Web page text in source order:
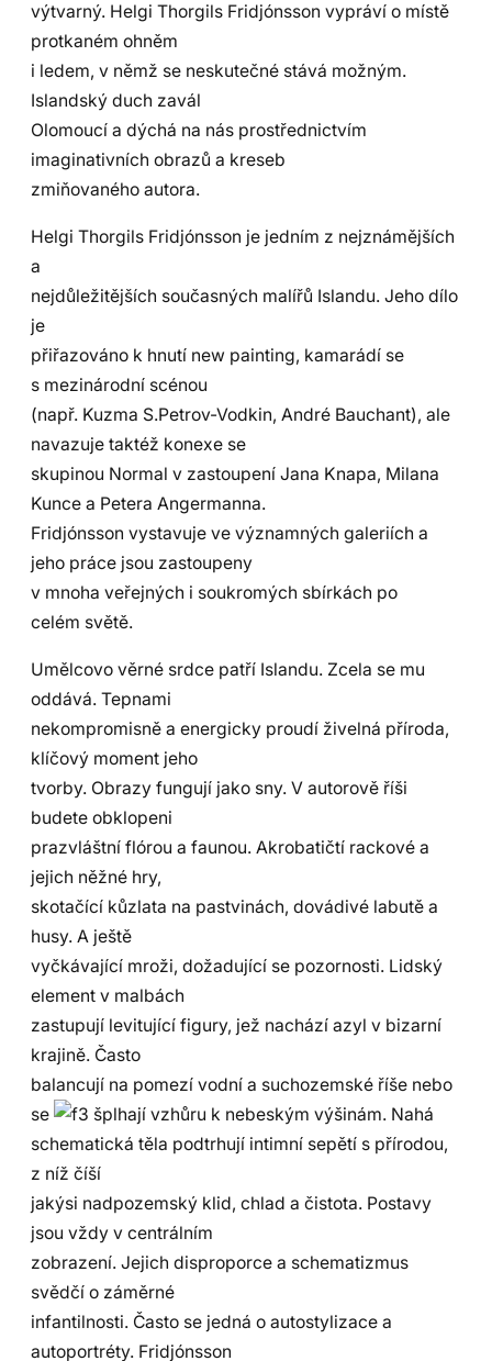
výtvarný. Helgi Thorgils Fridjónsson vypráví o místě
protkaném ohněm
i ledem, v němž se neskutečné stává možným.
Islandský duch zavál
Olomoucí a dýchá na nás prostřednictvím
imaginativních obrazů a kreseb
zmiňovaného autora.
Helgi Thorgils Fridjónsson je jedním z nejznámějších
a
nejdůležitějších současných malířů Islandu. Jeho dílo
je
přiřazováno k hnutí new painting, kamarádí se
s mezinárodní scénou
(např. Kuzma S.Petrov-Vodkin, André Bauchant), ale
navazuje taktéž konexe se
skupinou Normal v zastoupení Jana Knapa, Milana
Kunce a Petera Angermanna.
Fridjónsson vystavuje ve významných galeriích a
jeho práce jsou zastoupeny
v mnoha veřejných i soukromých sbírkách po
celém světě.
Umělcovo věrné srdce patří Islandu. Zcela se mu
oddává. Tepnami
nekompromisně a energicky proudí živelná příroda,
klíčový moment jeho
tvorby. Obrazy fungují jako sny. V autorově říši
budete obklopeni
prazvláštní flórou a faunou. Akrobatičtí rackové a
jejich něžné hry,
skotačící kůzlata na pastvinách, dovádivé labutě a
husy. A ještě
vyčkávající mroži, dožadující se pozornosti. Lidský
element v malbách
zastupují levitující figury, jež nachází azyl v bizarní
krajině. Často
balancují na pomezí vodní a suchozemské říše nebo
se
šplhají vzhůru k nebeským výšinám. Nahá
schematická těla podtrhují intimní sepětí s přírodou,
z níž číší
jakýsi nadpozemský klid, chlad a čistota. Postavy
jsou vždy v centrálním
zobrazení. Jejich disproporce a schematizmus
svědčí o záměrné
infantilnosti. Často se jedná o autostylizace a
autoportréty. Fridjónsson